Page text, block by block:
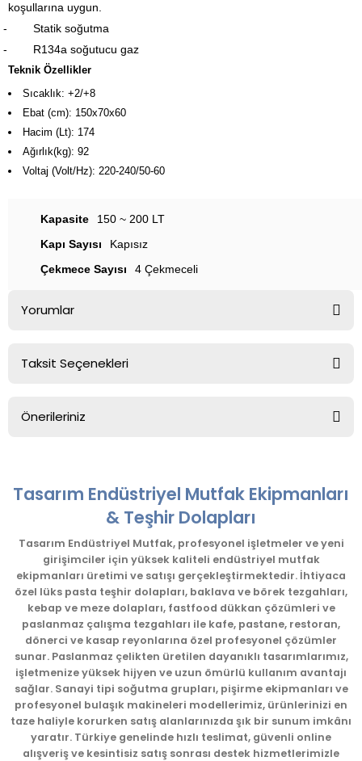
koşullarına uygun.
- Statik soğutma
- R134a soğutucu gaz
Teknik Özellikler
Sıcaklık: +2/+8
Ebat (cm): 150x70x60
Hacim (Lt): 174
Ağırlık(kg): 92
Voltaj (Volt/Hz): 220-240/50-60
Kapasite
150 ~ 200 LT
Kapı Sayısı
Kapısız
Çekmece Sayısı
4 Çekmeceli
Yorumlar
Taksit Seçenekleri
Önerileriniz
kullanarak tarafımıza iletebilirsiniz.
Görüş ve önerileriniz için teşekkür ederiz.
Ürün resmi kalitesiz, bozuk veya görüntülenemiyor.
Ürün açıklamasında eksik bilgiler bulunuyor.
Ürün bilgilerinde hatalar bulunuyor.
Ürün fiyatı diğer sitelerden daha pahalı.
Bu ürüne benzer farklı alternatifler olmalı.
Gönder
Tasarım Endüstriyel Mutfak Ekipmanları
& Teşhir Dolapları
Tasarım Endüstriyel Mutfak, profesyonel işletmeler ve yeni
girişimciler için yüksek kaliteli endüstriyel mutfak
ekipmanları üretimi ve satışı gerçekleştirmektedir. İhtiyaca
özel lüks pasta teşhir dolapları, baklava ve börek tezgahları,
kebap ve meze dolapları, fastfood dükkan çözümleri ve
paslanmaz çalışma tezgahları ile kafe, pastane, restoran,
dönerci ve kasap reyonlarına özel profesyonel çözümler
sunar. Paslanmaz çelikten üretilen dayanıklı tasarımlarımız,
işletmenize yüksek hijyen ve uzun ömürlü kullanım avantajı
sağlar. Sanayi tipi soğutma grupları, pişirme ekipmanları ve
profesyonel bulaşık makineleri modellerimiz, ürünlerinizi en
taze haliyle korurken satış alanlarınızda şık bir sunum imkânı
yaratır. Türkiye genelinde hızlı teslimat, güvenli online
alışveriş ve kesintisiz satış sonrası destek hizmetlerimizle